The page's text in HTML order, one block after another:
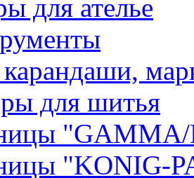
для ателье
для шитья
"GAMMA/
"KONIG-